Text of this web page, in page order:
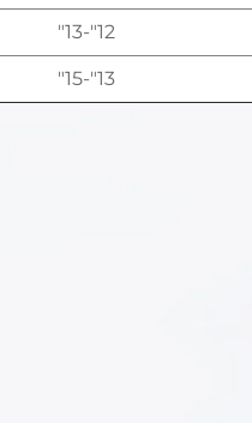
12"-13"
13"-15"